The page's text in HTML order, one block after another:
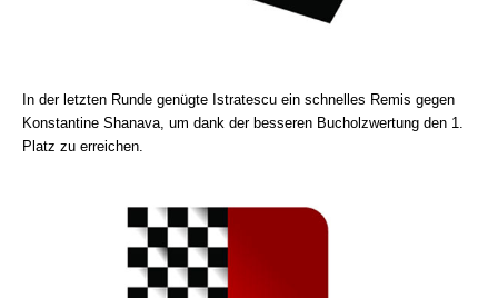
In der letzten Runde genügte Istratescu ein schnelles Remis gegen
Konstantine Shanava, um dank der besseren Bucholzwertung den 1.
Platz zu erreichen.